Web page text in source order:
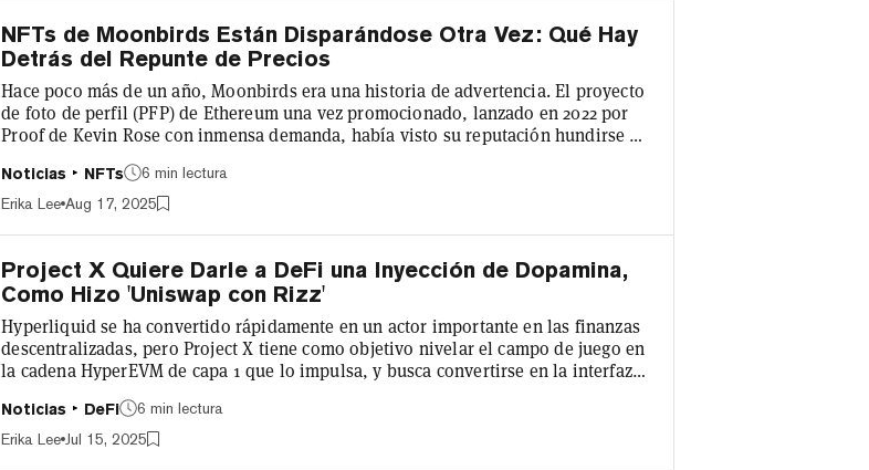
NFTs de Moonbirds Están Disparándose Otra Vez: Qué Hay
Detrás del Repunte de Precios
Hace poco más de un año, Moonbirds era una historia de advertencia. El proyecto
de foto de perfil (PFP) de Ethereum una vez promocionado, lanzado en 2022 por
Proof de Kevin Rose con inmensa demanda, había visto su reputación hundirse en
en caída libre. Los poseedores se quejaban de promesas rotas, hojas de ruta
cambiantes y liderazgo cambiante. A mediados de 2023, el precio piso del
Noticias NFTs
6 min lectura
Erika Lee Aug 17, 2025
Project X Quiere Darle a DeFi una Inyección de Dopamina,
Como Hizo 'Uniswap con Rizz'
Hyperliquid se ha convertido rápidamente en un actor importante en las finanzas
descentralizadas, pero Project X tiene como objetivo nivelar el campo de juego en
la cadena HyperEVM de capa 1 que lo impulsa, y busca convertirse en la interfaz
construir plataformas similares, el equipo insiste en que su estrategia se destaca.
En lugar de centrarse únicamente en la innovación técnica, Project X se sienta con
Noticias DeFi
6 min lectura
Erika Lee Jul 15, 2025